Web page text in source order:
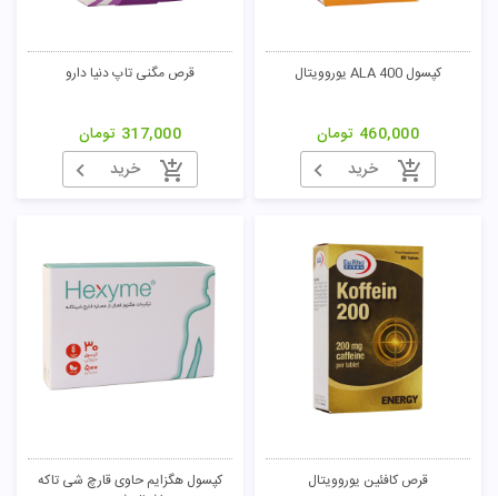
کپسول ALA 400 یوروویتال
460,000 تومان
خرید
قرص مگنی تاپ دنیا دارو
317,000 تومان
خرید
قرص کافئین یوروویتال
کپسول هگزایم حاوی قارچ شی تاکه